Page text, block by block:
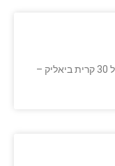
אורטופדים בקריות – 04-8727328 מיכאל 30 קרית ביאליק –